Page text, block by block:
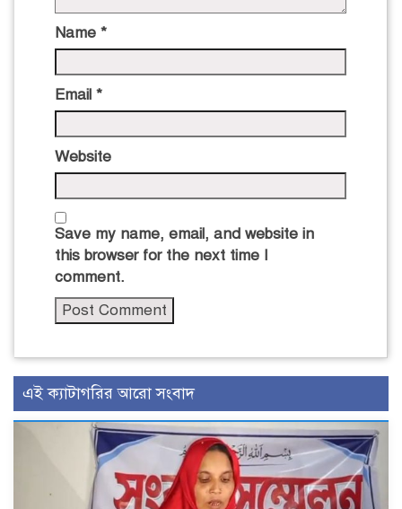
Name *
Email *
Website
Save my name, email, and website in
this browser for the next time I
comment.
এই ক্যাটাগরির আরো সংবাদ